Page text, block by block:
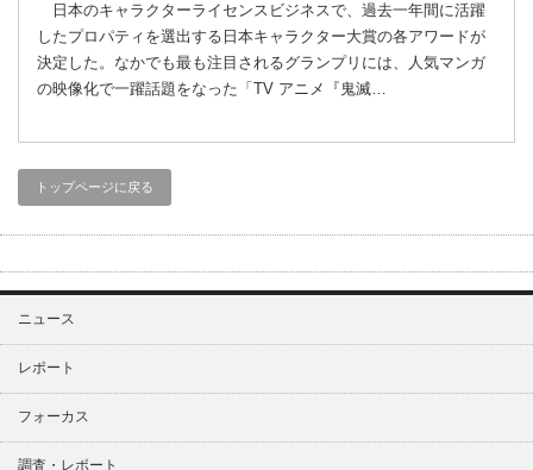
日本のキャラクターライセンスビジネスで、過去一年間に活躍
したプロパティを選出する日本キャラクター大賞の各アワードが
決定した。なかでも最も注目されるグランプリには、人気マンガ
の映像化で一躍話題をなった「TV アニメ『鬼滅…
トップページに戻る
ニュース
レポート
フォーカス
調査・レポート